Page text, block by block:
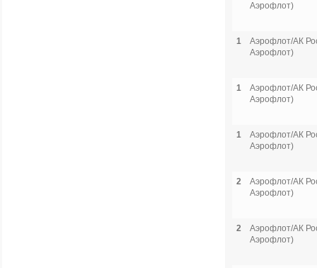
Аэрофлот)
1
Аэрофлот/АК
Аэрофлот)
1
Аэрофлот/АК
Аэрофлот)
1
Аэрофлот/АК
Аэрофлот)
2
Аэрофлот/АК
Аэрофлот)
2
Аэрофлот/АК
Аэрофлот)